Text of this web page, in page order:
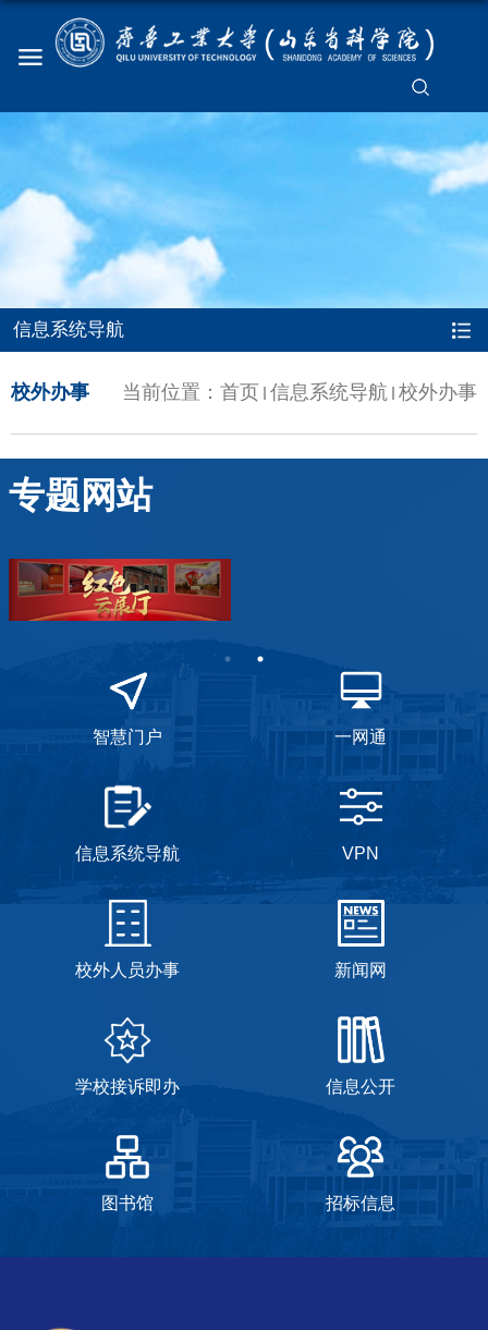
信息系统导航
当前位置： 首页 信息系统导航 校外办事
校外办事
专题网站
智慧门户 一网通
信息系统导航 VPN
校外人员办事 新闻网
学校接诉即办 信息公开
图书馆 招标信息